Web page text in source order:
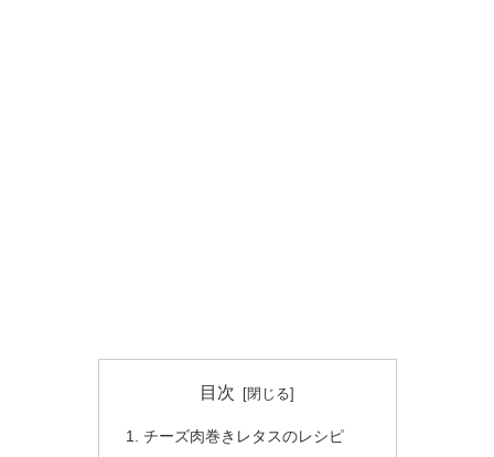
目次
チーズ肉巻きレタスのレシピ